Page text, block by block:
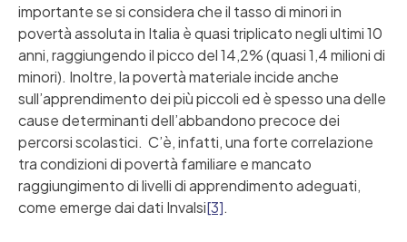
importante se si considera che il tasso di minori in
povertà assoluta in Italia è quasi triplicato negli ultimi 10
anni, raggiungendo il picco del 14,2% (quasi 1,4 milioni di
minori). Inoltre, la povertà materiale incide anche
sull’apprendimento dei più piccoli ed è spesso una delle
cause determinanti dell’abbandono precoce dei
percorsi scolastici. C’è, infatti, una forte correlazione
tra condizioni di povertà familiare e mancato
raggiungimento di livelli di apprendimento adeguati,
come emerge dai dati Invalsi[3].